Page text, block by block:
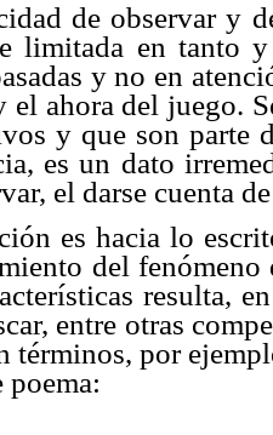
de observar y
limitada en tanto
y no en
el ahora del juego.
y que son parte
es un dato
el darse cuenta
es hacia lo
del
resulta,
entre otras
términos, por
poema: